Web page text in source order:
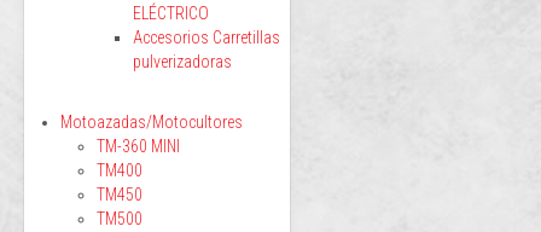
ELÉCTRICO
Accesorios Carretillas
pulverizadoras
Motoazadas/Motocultores
TM-360 MINI
TM400
TM450
TM500